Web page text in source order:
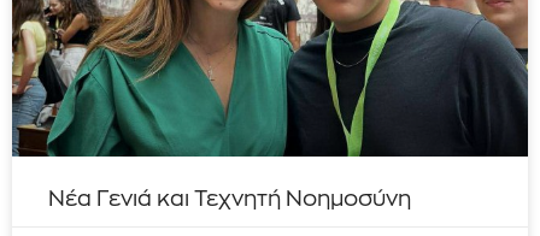
Νέα Γενιά και Τεχνητή Νοημοσύνη